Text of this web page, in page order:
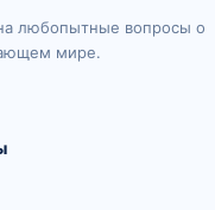
любопытные вопросы о
мире.